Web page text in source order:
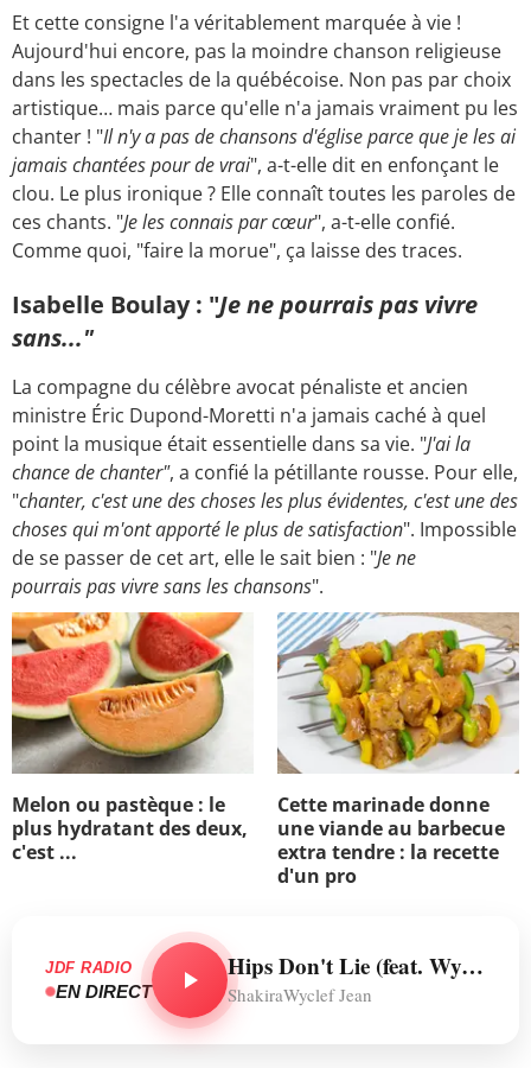
Et cette consigne l'a véritablement marquée à vie !
Aujourd'hui encore, pas la moindre chanson religieuse
dans les spectacles de la québécoise. Non pas par choix
artistique… mais parce qu'elle n'a jamais vraiment pu les
chanter ! "Il n'y a pas de chansons d'église parce que je les ai
jamais chantées pour de vrai", a-t-elle dit en enfonçant le
clou. Le plus ironique ? Elle connaît toutes les paroles de
ces chants. "Je les connais par cœur", a-t-elle confié.
Comme quoi, "faire la morue", ça laisse des traces.
Isabelle Boulay : "Je ne pourrais pas vivre
sans..."
La compagne du célèbre avocat pénaliste et ancien
ministre Éric Dupond-Moretti n'a jamais caché à quel
point la musique était essentielle dans sa vie. "J'ai la
chance de chanter", a confié la pétillante rousse. Pour elle,
"chanter, c'est une des choses les plus évidentes, c'est une des
choses qui m'ont apporté le plus de satisfaction". Impossible
de se passer de cet art, elle le sait bien : "Je ne
pourrais pas vivre sans les chansons".
Melon ou pastèque : le
plus hydratant des deux,
c'est ...
Cette marinade donne
une viande au barbecue
extra tendre : la recette
d'un pro
JDF RADIO
EN DIRECT
Hips Don't Lie (feat. Wyclef Jean)
ShakiraWyclef Jean